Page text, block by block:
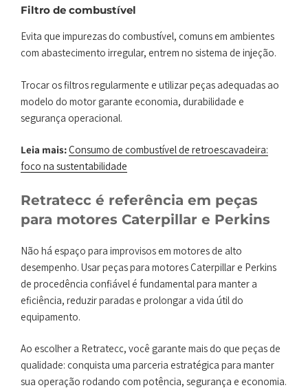
Filtro de combustível
Evita que impurezas do combustível, comuns em ambientes
com abastecimento irregular, entrem no sistema de injeção.
Trocar os filtros regularmente e utilizar peças adequadas ao
modelo do motor garante economia, durabilidade e
segurança operacional.
Leia mais:Consumo de combustível de retroescavadeira:
foco na sustentabilidade
Retratecc é referência em peças
para motores Caterpillar e Perkins
Não há espaço para improvisos em motores de alto
desempenho. Usar peças para motores Caterpillar e Perkins
de procedência confiável é fundamental para manter a
eficiência, reduzir paradas e prolongar a vida útil do
equipamento.
Ao escolher a Retratecc, você garante mais do que peças de
qualidade: conquista uma parceria estratégica para manter
sua operação rodando com potência, segurança e economia.